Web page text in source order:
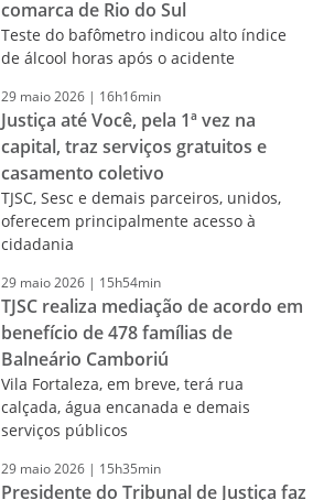
comarca de Rio do Sul
Teste do bafômetro indicou alto índice
de álcool horas após o acidente
29 maio2026 | 16h16min
Justiça até Você, pela 1ª vez na
capital, traz serviços gratuitos e
casamento coletivo
TJSC, Sesc e demais parceiros, unidos,
oferecem principalmente acesso à
cidadania
29 maio2026 | 15h54min
TJSC realiza mediação de acordo em
benefício de 478 famílias de
Balneário Camboriú
Vila Fortaleza, em breve, terá rua
calçada, água encanada e demais
serviços públicos
29 maio2026 | 15h35min
Presidente do Tribunal de Justiça faz